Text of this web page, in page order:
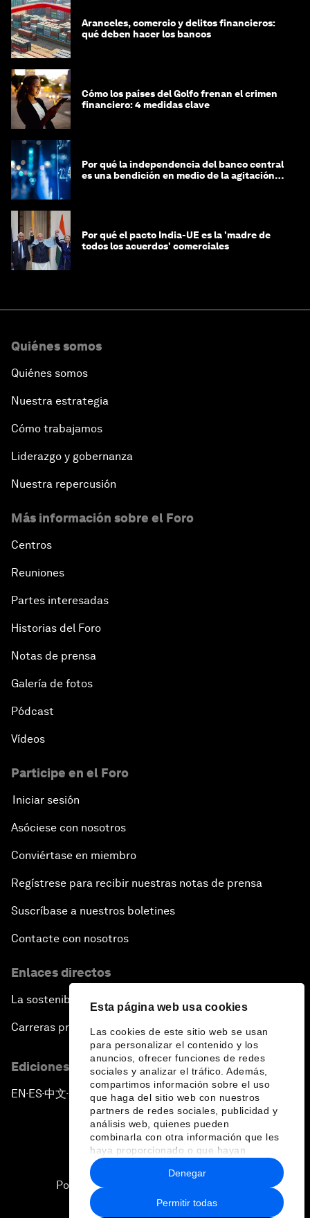
Esta página web usa cookies
Las cookies de este sitio web se usan
para personalizar el contenido y los
anuncios, ofrecer funciones de redes
sociales y analizar el tráfico. Además,
compartimos información sobre el uso
que haga del sitio web con nuestros
partners de redes sociales, publicidad y
análisis web, quienes pueden
combinarla con otra información que les
haya proporcionado o que hayan
recopilado a partir del uso que haya
hecho de sus servicios.
Permitir todas
Denegar
Aranceles, comercio y delitos financieros:
qué deben hacer los bancos
Cómo los países del Golfo frenan el crimen
financiero: 4 medidas clave
Por qué la independencia del banco central
es una bendición en medio de la agitación
Por qué el pacto India-UE es la 'madre de
todos los acuerdos' comerciales
Quiénes somos
Quiénes somos
Nuestra estrategia
Cómo trabajamos
Liderazgo y gobernanza
Nuestra repercusión
Más información sobre el Foro
Centros
Reuniones
Partes interesadas
Historias del Foro
Notas de prensa
Galería de fotos
Pódcast
Vídeos
Participe en el Foro
Iniciar sesión
Asóciese con nosotros
Conviértase en miembro
Regístrese para recibir nuestras notas de prensa
Suscríbase a nuestros boletines
Contacte con nosotros
Enlaces directos
La sostenibilidad en el Foro
Carreras profesionales
Ediciones en otros idiomas
EN ▪ ES▪中文▪ 日本語
Política de privacidad y normas de uso